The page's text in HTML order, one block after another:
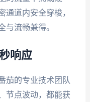
通道内安全穿梭，
与流畅兼得。
响应
茄的专业技术团队
节点波动，都能获